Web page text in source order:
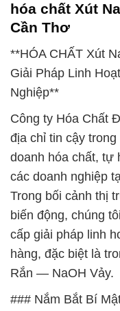
hóa chất Xút
Cần Thơ
**HÓA CHẤT Xút
Giải Pháp Linh
Nghiệp**
Công ty Hóa Chất
địa chỉ tin cậy
doanh hóa chất, tự
các doanh nghiệp
Trong bối cảnh thị
biến động, chúng
cấp giải pháp linh
hàng, đặc biệt là
Rắn — NaOH Vảy.
### Nắm Bắt Bí